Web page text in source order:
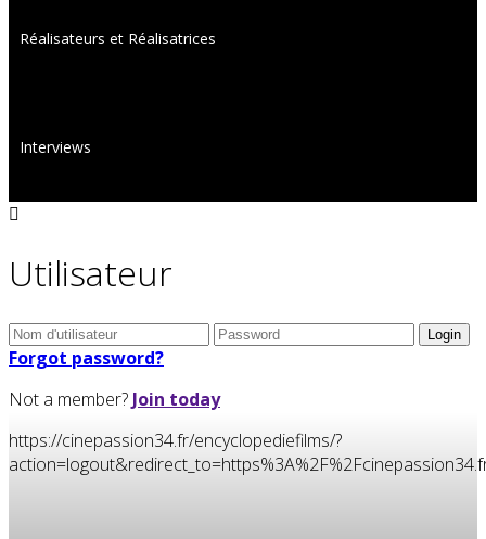
Réalisateurs et Réalisatrices
Interviews
Utilisateur
Forgot password?
Not a member? Join today
https://cinepassion34.fr/encyclopediefilms/?